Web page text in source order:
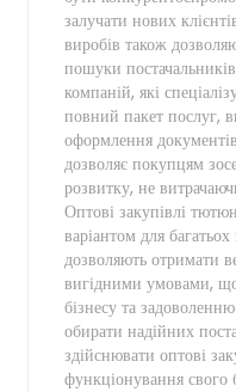
залучати нових
виробів також
пошуки
компаній, які
повний пакет послуг,
оформлення
дозволяє покупцям
розвитку, не
Оптові закупівлі
варіантом для
дозволяють отримати
вигідними умовами,
бізнесу та
обирати надійних
здійснювати оптові
функціонування свого